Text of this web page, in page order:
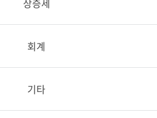
상증세
회계
기타